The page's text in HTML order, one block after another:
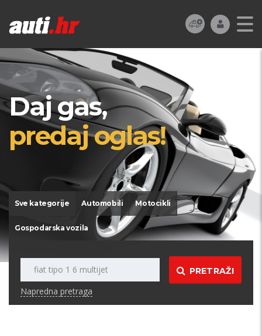
Daj gas,
predaj oglas!
Sve kategorije Automobili Motocikli
Gospodarska vozila
PRETRAŽI
Napredna pretraga